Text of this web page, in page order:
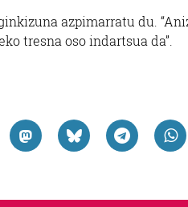
azpimarratu du.
tresna oso indartsua da”.